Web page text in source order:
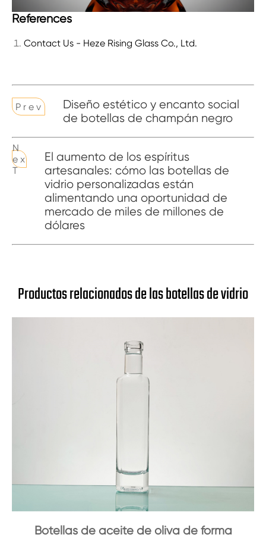
References
Contact Us - Heze Rising Glass Co., Ltd.
P r e v
Diseño estético y encanto social
de botellas de champán negro
N
e x
T
El aumento de los espíritus
artesanales: cómo las botellas de
vidrio personalizadas están
alimentando una oportunidad de
mercado de miles de millones de
dólares
Productos relacionados de las botellas de vidrio
Botellas de aceite de oliva de forma